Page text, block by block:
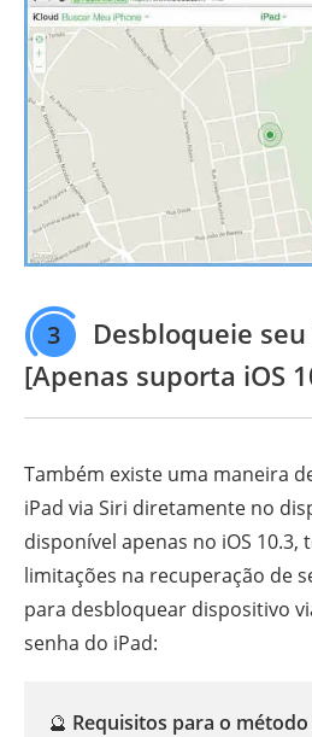
3
Desbloqueie
[Apenas suporta iOS
Também existe uma maneira
iPad via Siri diretamente no
disponível apenas no iOS 10.3,
limitações na recuperação de
para desbloquear dispositivo
senha do iPad:
🔮 Requisitos para o